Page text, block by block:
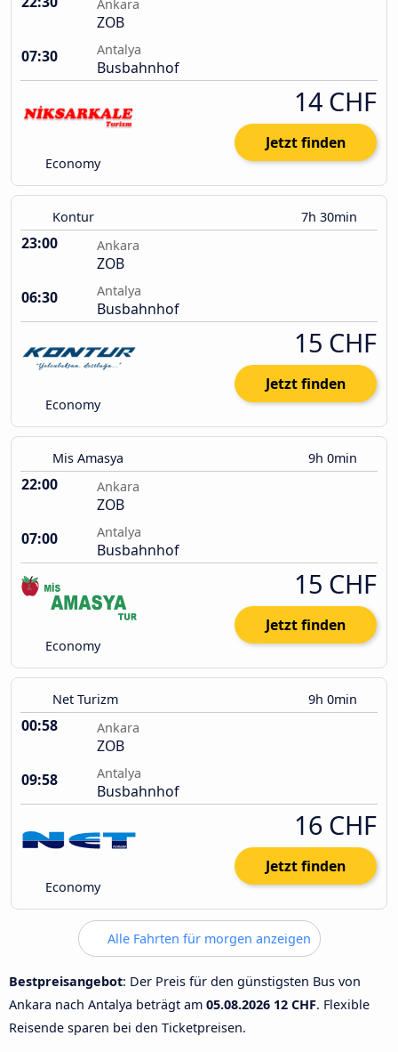
Ankara
ZOB
07:30
Antalya
Busbahnhof
Economy
14 CHF
Jetzt finden
Kontur 7h 30min
23:00 Ankara
ZOB
06:30
Antalya
Busbahnhof
Economy
15 CHF
Jetzt finden
Mis Amasya 9h 0min
22:00 Ankara
ZOB
07:00
Antalya
Busbahnhof
Economy
15 CHF
Jetzt finden
Net Turizm 9h 0min
00:58 Ankara
ZOB
09:58
Antalya
Busbahnhof
Economy
16 CHF
Jetzt finden
Alle Fahrten für morgen anzeigen
Bestpreisangebot: Der Preis für den günstigsten Bus von
Ankara nach Antalya beträgt am 05.08.2026 12 CHF. Flexible
Reisende sparen bei den Ticketpreisen.